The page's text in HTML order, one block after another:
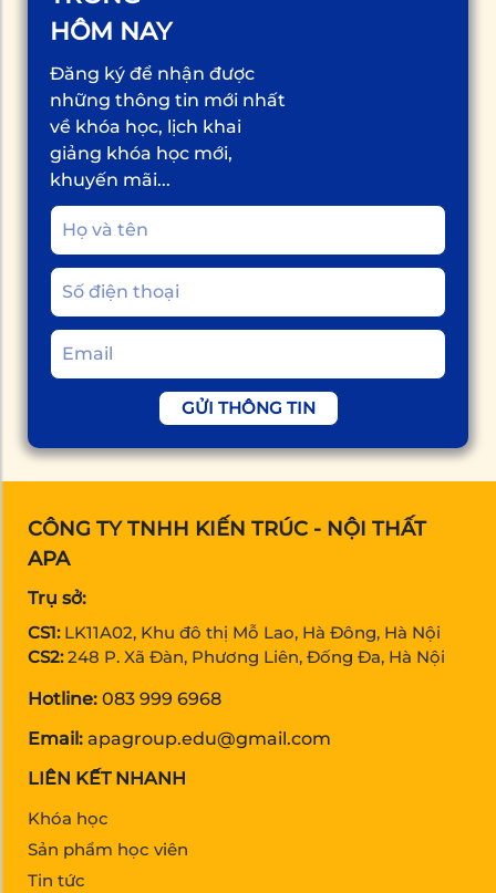
HÔM NAY
Đăng ký để nhận được
những thông tin mới nhất
về khóa học, lịch khai
giảng khóa học mới,
khuyến mãi...
GỬI THÔNG TIN
CÔNG TY TNHH KIẾN TRÚC - NỘI THẤT
APA
Trụ sở:
CS1: LK11A02, Khu đô thị Mỗ Lao, Hà Đông, Hà Nội
CS2: 248 P. Xã Đàn, Phương Liên, Đống Đa, Hà Nội
Hotline: 083 999 6968
Email: apagroup.edu@gmail.com
LIÊN KẾT NHANH
Khóa học
Sản phẩm học viên
Tin tức